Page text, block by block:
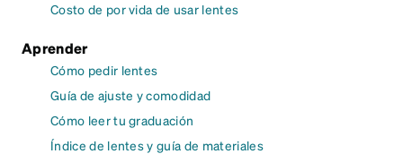
Costo de por vida de usar lentes
Aprender
Cómo pedir lentes
Guía de ajuste y comodidad
Cómo leer tu graduación
Índice de lentes y guía de materiales